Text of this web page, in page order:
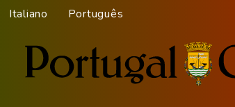
Italiano Português